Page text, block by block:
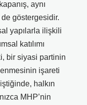
aynı
göstergesidir.
yapılarla ilişkili
katılımı
bir siyasi partinin
işareti
halkın
MHP’nin